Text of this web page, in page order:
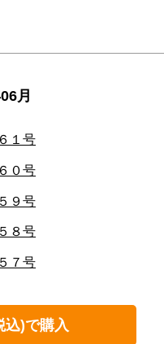
月
１号
０号
９号
８号
７号
込)で購入